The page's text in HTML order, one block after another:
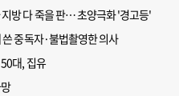
방 다 죽을 판… 초양극화 '경고등'
중독자·불법촬영한 의사
대, 집유